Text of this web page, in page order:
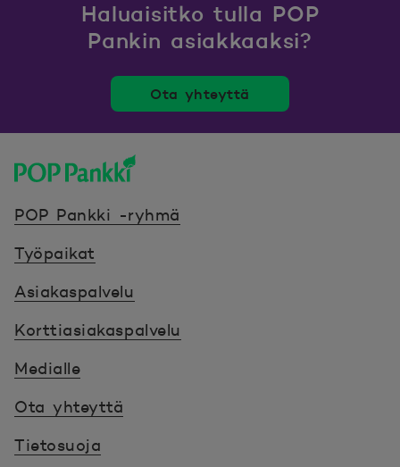
Haluaisitko tulla POP
Pankin asiakkaaksi?
Ota yhteyttä
POP Pankki -ryhmä
Työpaikat
Asiakaspalvelu
Korttiasiakaspalvelu
Medialle
Ota yhteyttä
Tietosuoja